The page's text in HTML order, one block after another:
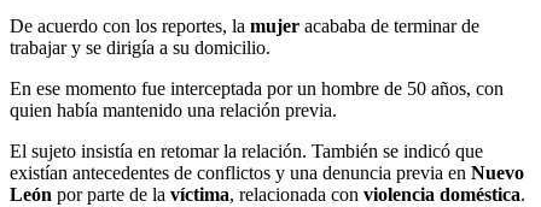
De acuerdo con los reportes, la mujer acababa de terminar de
trabajar y se dirigía a su domicilio.
En ese momento fue interceptada por un hombre de 50 años, con
quien había mantenido una relación previa.
El sujeto insistía en retomar la relación. También se indicó que
existían antecedentes de conflictos y una denuncia previa en Nuevo
León por parte de la víctima, relacionada con violencia doméstica.